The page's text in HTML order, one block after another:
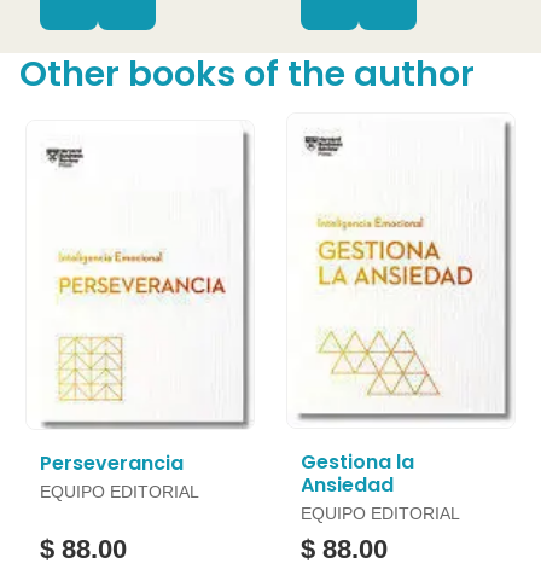
Other books of the author
Perseverancia
EQUIPO EDITORIAL
$ 88.00
Gestiona la
Ansiedad
EQUIPO EDITORIAL
$ 88.00